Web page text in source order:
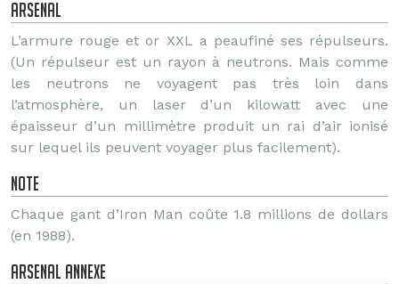
Arsenal
L’armure rouge et or XXL a peaufiné ses répulseurs.
(Un répulseur est un rayon à neutrons. Mais comme
les neutrons ne voyagent pas très loin dans
l’atmosphère, un laser d’un kilowatt avec une
épaisseur d’un millimètre produit un rai d’air ionisé
sur lequel ils peuvent voyager plus facilement).
Note
Chaque gant d’Iron Man coûte 1.8 millions de dollars
(en 1988).
Arsenal annexe